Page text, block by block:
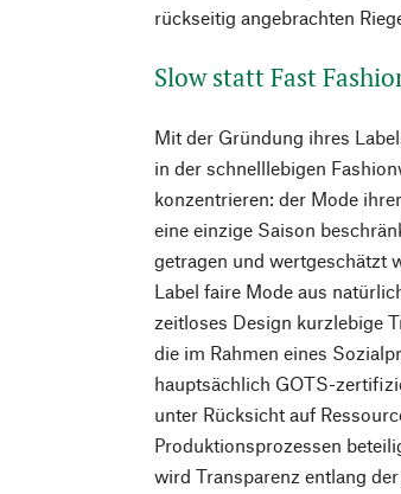
rückseitig angebrachten
Slow statt Fast
Mit der Gründung ihres
in der schnelllebigen
konzentrieren: der Mode
eine einzige Saison
getragen und wertgeschätzt
Label faire Mode aus
zeitloses Design kurzlebige
die im Rahmen eines
hauptsächlich GOTS-
unter Rücksicht auf
Produktionsprozessen
wird Transparenz entlang